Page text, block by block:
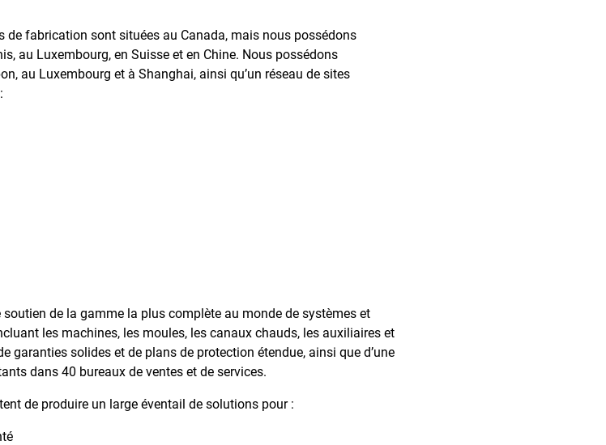
de fabrication sont situées au Canada, mais nous possédons
au Luxembourg, en Suisse et en Chine. Nous possédons
au Luxembourg et à Shanghai, ainsi qu’un réseau de sites
de la gamme la plus complète au monde de systèmes et
les machines, les moules, les canaux chauds, les auxiliaires et
garanties solides et de plans de protection étendue, ainsi que d’une
dans 40 bureaux de ventes et de services.
de produire un large éventail de solutions pour :